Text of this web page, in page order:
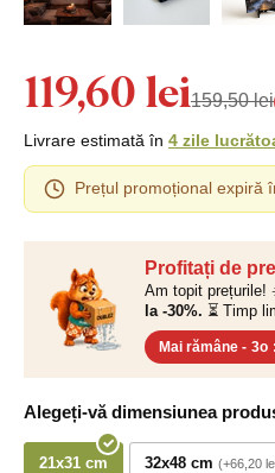
Profitați de
Am topit prețurile!
la -30%. ⏳ Timp
Mai rămâne - 3o :
Alegeți-vă dimensiunea
21x31 cm 32x48 cm
119,60 lei159,50 lei
Livrare estimată în 4 zile
Prețul promoțional expiră